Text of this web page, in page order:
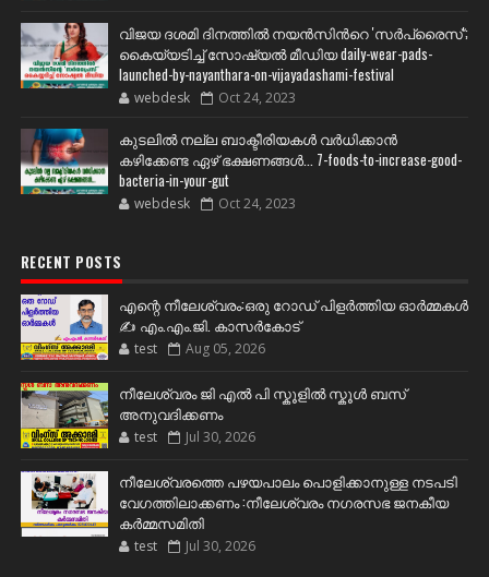
വിജയ ദശമി ദിനത്തില്‍ നയന്‍സിന്‍റെ 'സര്‍പ്രൈസ്';
കൈയ്യടിച്ച് സോഷ്യല്‍ മീഡിയ daily-wear-pads-
launched-by-nayanthara-on-vijayadashami-festival
webdesk Oct 24, 2023
കുടലിൽ നല്ല ബാക്ടീരിയകൾ വര്‍ധിക്കാന്‍
കഴിക്കേണ്ട ഏഴ് ഭക്ഷണങ്ങള്‍... 7-foods-to-increase-good-
bacteria-in-your-gut
webdesk Oct 24, 2023
RECENT POSTS
എന്റെ നീലേശ്വരം:ഒരു റോഡ് പിളർത്തിയ ഓർമ്മകൾ
✍️ എം.എം.ജി. കാസർകോട്
test Aug 05, 2026
നീലേശ്വരം ജി എൽ പി സ്കൂളിൽ സ്കൂൾ ബസ്
അനുവദിക്കണം
test Jul 30, 2026
നീലേശ്വരത്തെ പഴയപാലം പൊളിക്കാനുള്ള നടപടി
വേഗത്തിലാക്കണം :നീലേശ്വരം നഗരസഭ ജനകീയ
കർമ്മസമിതി
test Jul 30, 2026